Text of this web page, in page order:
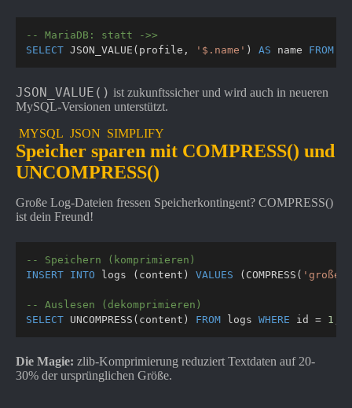
-- MariaDB: statt ->>
SELECT JSON_VALUE ( profile , '$.name' ) AS name FROM
JSON_VALUE() ist zukunftssicher und wird auch in neueren
MySQL-Versionen unterstützt.
MYSQL JSON SIMPLIFY
Speicher sparen mit COMPRESS() und
UNCOMPRESS()
Große Log-Dateien fressen Speicherkontingent? COMPRESS()
ist dein Freund!
-- Speichern (komprimieren)
INSERT INTO logs ( content ) VALUES ( COMPRESS (
-- Auslesen (dekomprimieren)
SELECT UNCOMPRESS ( content ) FROM logs WHERE id = 1
Die Magie: zlib-Komprimierung reduziert Textdaten auf 20-
30% der ursprünglichen Größe.